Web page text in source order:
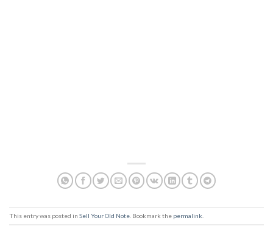
This entry was posted in Sell Your Old Note . Bookmark the permalink